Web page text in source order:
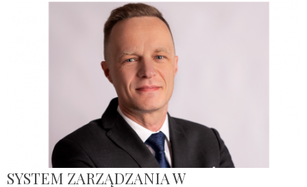
SYSTEM ZARZĄDZANIA W